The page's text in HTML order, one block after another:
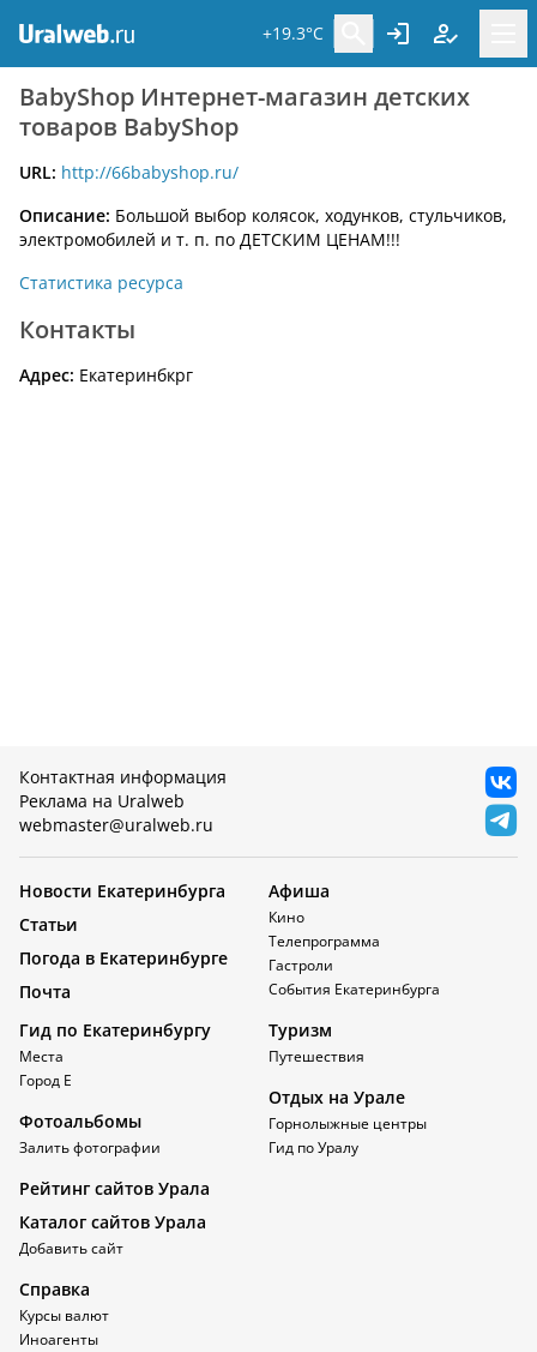
+19.3°C
BabyShop Интернет-магазин детских
товаров BabyShop
URL: http://66babyshop.ru/
Описание: Большой выбор колясок, ходунков, стульчиков,
электромобилей и т. п. по ДЕТСКИМ ЦЕНАМ!!!
Статистика ресурса
Контакты
Адрес: Екатеринбкрг
Контактная информация
Реклама на Uralweb
webmaster@uralweb.ru
Новости Екатеринбурга
Статьи
Погода в Екатеринбурге
Почта
Афиша
Кино
Телепрограмма
Гастроли
События Екатеринбурга
Гид по Екатеринбургу
Места
Город Е
Фотоальбомы
Залить фотографии
Туризм
Путешествия
Отдых на Урале
Горнолыжные центры
Гид по Уралу
Рейтинг сайтов Урала
Каталог сайтов Урала
Добавить сайт
Справка
Курсы валют
Иноагенты